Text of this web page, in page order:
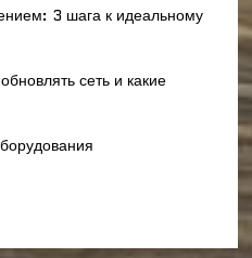
3 шага к идеальному
сеть и какие